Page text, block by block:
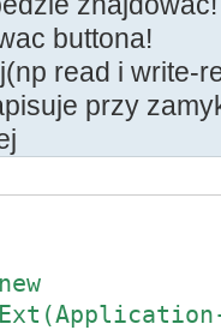
buttona!
read i write-
przy